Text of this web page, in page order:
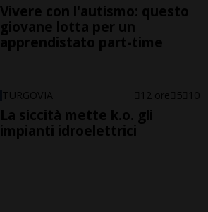
Vivere con l'autismo: questo
giovane lotta per un
apprendistato part-time
TURGOVIA 12 ore 5 10
La siccità mette k.o. gli
impianti idroelettrici